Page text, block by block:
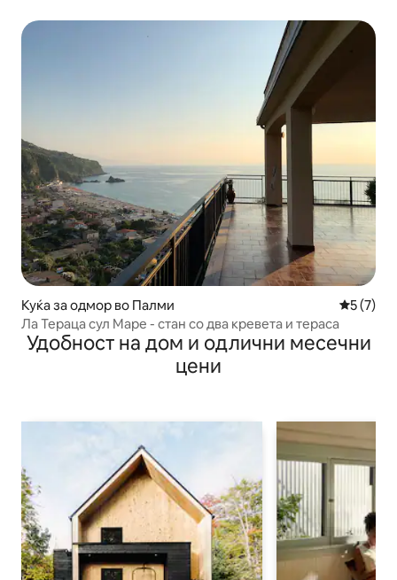
Куќа за одмор во Палми
5 (7)
Ла Тераца сул Маре - стан со два кревета и тераса
Удобност на дом и одлични месечни
цени